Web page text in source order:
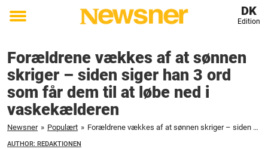
Toggle
DK
Edition
Forældrene vækkes af at sønnen
skriger – siden siger han 3 ord
som får dem til at løbe ned i
vaskekælderen
Newsner » Populært » Forældrene vækkes af at sønnen skriger – siden siger han 3 ord som får dem til at løbe ned i vaskekælderen
AUTHOR: REDAKTIONEN